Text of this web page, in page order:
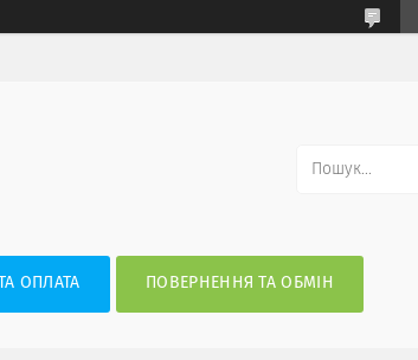
ОПЛАТА ПОВЕРНЕННЯ ТА ОБМІН